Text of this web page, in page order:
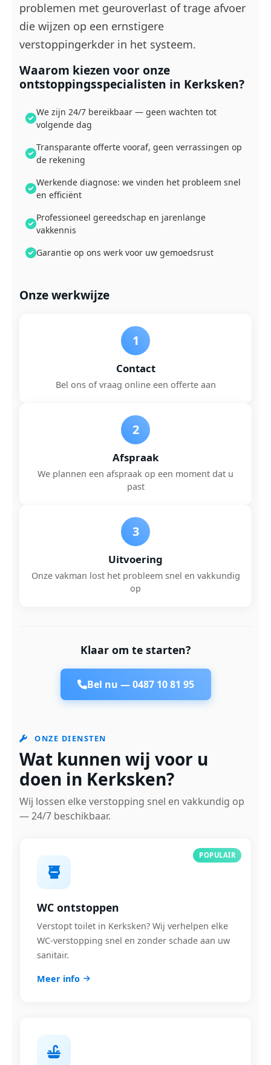
problemen met geuroverlast of trage afvoer
die wijzen op een ernstigere
verstoppingerkder in het systeem.
Waarom kiezen voor onze
ontstoppingsspecialisten in Kerksken?
We zijn 24/7 bereikbaar — geen wachten tot
volgende dag
Transparante offerte vooraf, geen verrassingen op
de rekening
Werkende diagnose: we vinden het probleem snel
en efficiënt
Professioneel gereedschap en jarenlange
vakkennis
Garantie op ons werk voor uw gemoedsrust
Onze werkwijze
1
Contact
Bel ons of vraag online een offerte aan
2
Afspraak
We plannen een afspraak op een moment dat u
past
3
Uitvoering
Onze vakman lost het probleem snel en vakkundig
op
Klaar om te starten?
Bel nu —0487 10 81 95
ONZE DIENSTEN
Wat kunnen wij voor u
doen in Kerksken?
Wij lossen elke verstopping snel en vakkundig op
— 24/7 beschikbaar.
POPULAIR
WC ontstoppen
Verstopt toilet in Kerksken? Wij verhelpen elke
WC-verstopping snel en zonder schade aan uw
sanitair.
Meer info